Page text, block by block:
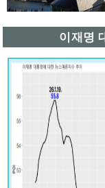
이재명